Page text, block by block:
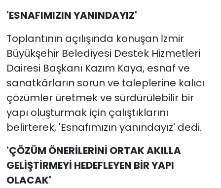
'ESNAFIMIZIN YANINDAYIZ'
Toplantının açılışında konuşan İzmir
Büyükşehir Belediyesi Destek Hizmetleri
Dairesi Başkanı Kazım Kaya, esnaf ve
sanatkârların sorun ve taleplerine kalıcı
çözümler üretmek ve sürdürülebilir bir
yapı oluşturmak için çalıştıklarını
belirterek, 'Esnafımızın yanındayız' dedi.
'ÇÖZÜM ÖNERİLERİNİ ORTAK AKILLA
GELİŞTİRMEYİ HEDEFLEYEN BİR YAPI
OLACAK'